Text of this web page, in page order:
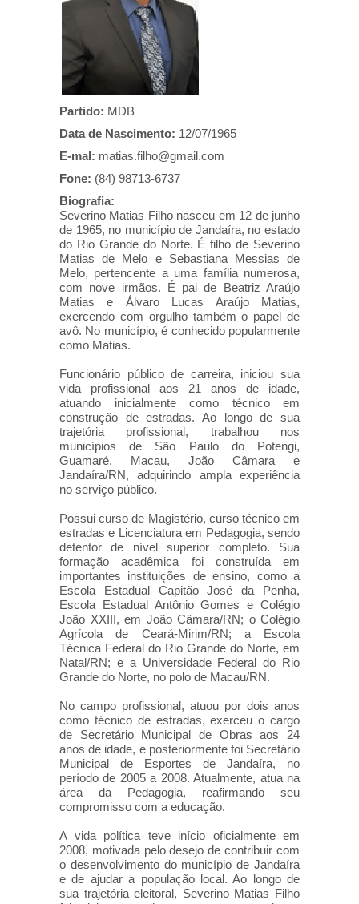
Partido: MDB
Data de Nascimento: 12/07/1965
E-mal: matias.filho@gmail.com
Fone: (84) 98713-6737
Biografia:
Severino Matias Filho nasceu em 12 de junho
de 1965, no município de Jandaíra, no estado
do Rio Grande do Norte. É filho de Severino
Matias de Melo e Sebastiana Messias de
Melo, pertencente a uma família numerosa,
com nove irmãos. É pai de Beatriz Araújo
Matias e Álvaro Lucas Araújo Matias,
exercendo com orgulho também o papel de
avô. No município, é conhecido popularmente
como Matias.
Funcionário público de carreira, iniciou sua
vida profissional aos 21 anos de idade,
atuando inicialmente como técnico em
construção de estradas. Ao longo de sua
trajetória profissional, trabalhou nos
municípios de São Paulo do Potengi,
Guamaré, Macau, João Câmara e
Jandaíra/RN, adquirindo ampla experiência
no serviço público.
Possui curso de Magistério, curso técnico em
estradas e Licenciatura em Pedagogia, sendo
detentor de nível superior completo. Sua
formação acadêmica foi construída em
importantes instituições de ensino, como a
Escola Estadual Capitão José da Penha,
Escola Estadual Antônio Gomes e Colégio
João XXIII, em João Câmara/RN; o Colégio
Agrícola de Ceará-Mirim/RN; a Escola
Técnica Federal do Rio Grande do Norte, em
Natal/RN; e a Universidade Federal do Rio
Grande do Norte, no polo de Macau/RN.
No campo profissional, atuou por dois anos
como técnico de estradas, exerceu o cargo
de Secretário Municipal de Obras aos 24
anos de idade, e posteriormente foi Secretário
Municipal de Esportes de Jandaíra, no
período de 2005 a 2008. Atualmente, atua na
área da Pedagogia, reafirmando seu
compromisso com a educação.
A vida política teve início oficialmente em
2008, motivada pelo desejo de contribuir com
o desenvolvimento do município de Jandaíra
e de ajudar a população local. Ao longo de
sua trajetória eleitoral, Severino Matias Filho